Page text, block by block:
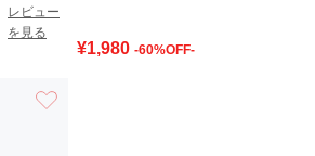
レビュー
を見る
¥1,980 -60%OFF-